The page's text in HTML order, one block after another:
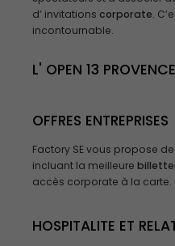
d’ invitations corporate.
incontournable.
L' OPEN 13 PROVENCE
OFFRES ENTREPRISES
Factory SE vous propose
incluant la meilleure
accès corporate à la carte.
HOSPITALITE ET